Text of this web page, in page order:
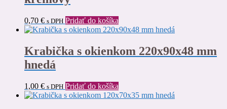
0,70 € s DPH Pridať do košíka
Krabička s okienkom 220x90x48 mm
hnedá
1,00 € s DPH Pridať do košíka